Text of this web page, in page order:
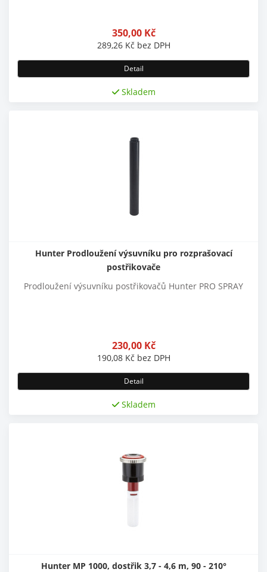
350,00 Kč
289,26 Kč bez DPH
Detail
Skladem
Hunter Prodloužení výsuvníku pro rozprašovací
postřikovače
Prodloužení výsuvníku postřikovačů Hunter PRO SPRAY
230,00 Kč
190,08 Kč bez DPH
Detail
Skladem
Hunter MP 1000, dostřik 3,7 - 4,6 m, 90 - 210°